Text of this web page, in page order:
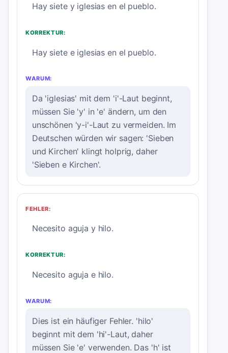
Hay siete y iglesias en el pueblo.
KORREKTUR:
Hay siete e iglesias en el pueblo.
WARUM:
Da 'iglesias' mit dem 'i'-Laut beginnt,
müssen Sie 'y' in 'e' ändern, um den
unschönen 'y-i'-Laut zu vermeiden. Im
Deutschen würden wir sagen: 'Sieben
und Kirchen' klingt holprig, daher
'Sieben e Kirchen'.
FEHLER:
Necesito aguja y hilo.
KORREKTUR:
Necesito aguja e hilo.
WARUM:
Dies ist ein häufiger Fehler. 'hilo'
beginnt mit dem 'hi'-Laut, daher
müssen Sie 'e' verwenden. Das 'h' ist